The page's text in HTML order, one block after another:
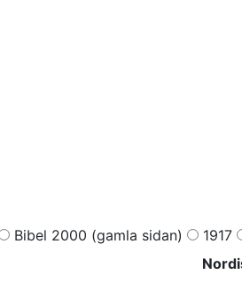
Bibel 2000 (gamla sidan) 1917